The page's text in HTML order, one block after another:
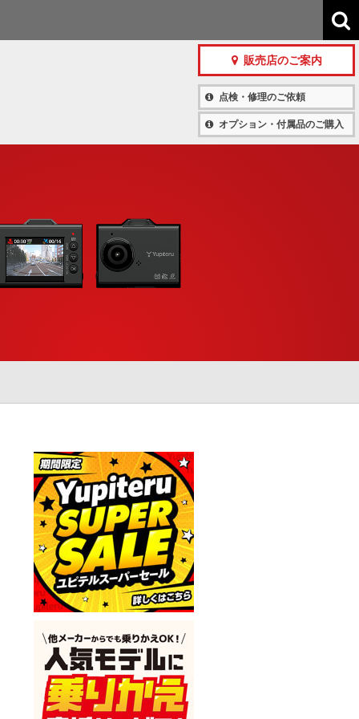
販売店のご案内
点検・修理のご依頼
オプション・付属品のご購入